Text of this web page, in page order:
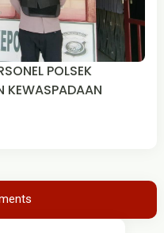
POLSEK
KEWASPADAAN